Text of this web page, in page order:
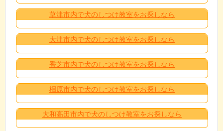
草津市内で犬のしつけ教室をお探しなら
大津市内で犬のしつけ教室をお探しなら
香芝市内で犬のしつけ教室をお探しなら
橿原市内で犬のしつけ教室をお探しなら
大和高田市内で犬のしつけ教室をお探しなら